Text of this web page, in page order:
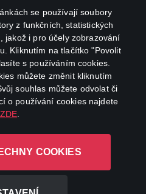
se používají soubory
z funkčních, statistických
jakož i pro účely zobrazování
Kliknutím na tlačítko "Povolit
s používáním cookies.
můžete změnit kliknutím
souhlas můžete odvolat či
o používání cookies najdete
ZDE
COOKIES